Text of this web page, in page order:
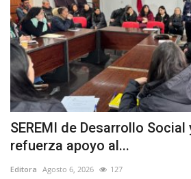
SEREMI de Desarrollo Social
refuerza apoyo al...
Editora Agosto 6, 2026 127